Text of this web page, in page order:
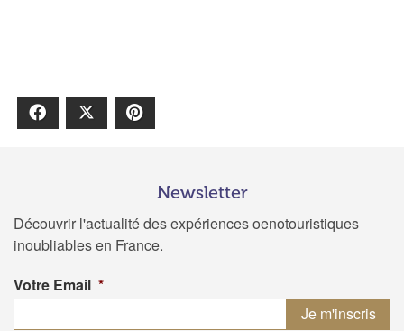
Facebook
Newsletter
Découvrir l'actualité des expériences oenotouristiques
inoubliables en France.
Votre Email *